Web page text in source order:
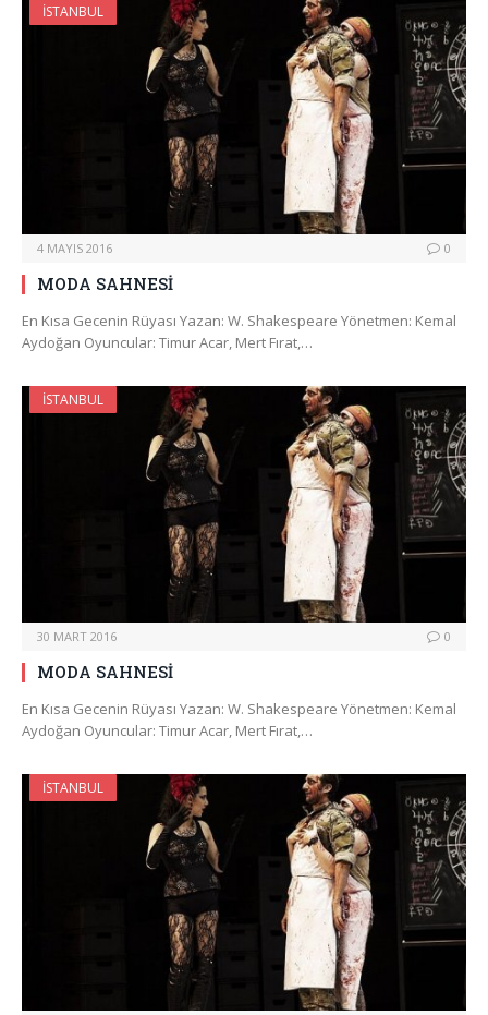
İSTANBUL
4 MAYIS 2016 0
MODA SAHNESİ
En Kısa Gecenin Rüyası Yazan: W. Shakespeare Yönetmen: Kemal
Aydoğan Oyuncular: Timur Acar, Mert Fırat,…
İSTANBUL
30 MART 2016 0
MODA SAHNESİ
En Kısa Gecenin Rüyası Yazan: W. Shakespeare Yönetmen: Kemal
Aydoğan Oyuncular: Timur Acar, Mert Fırat,…
İSTANBUL